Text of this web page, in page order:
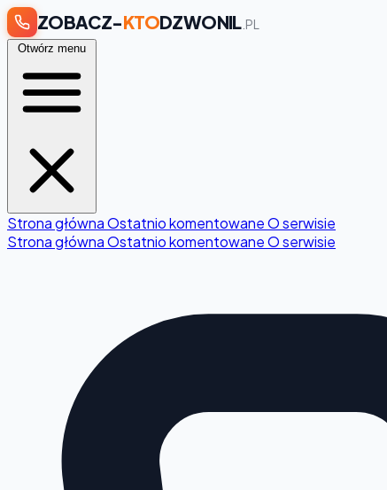
ZOBACZ-KTODZWONIL.PL
Otwórz menu
Strona głównaOstatnio komentowaneO serwisie
Strona głównaOstatnio komentowaneO serwisie